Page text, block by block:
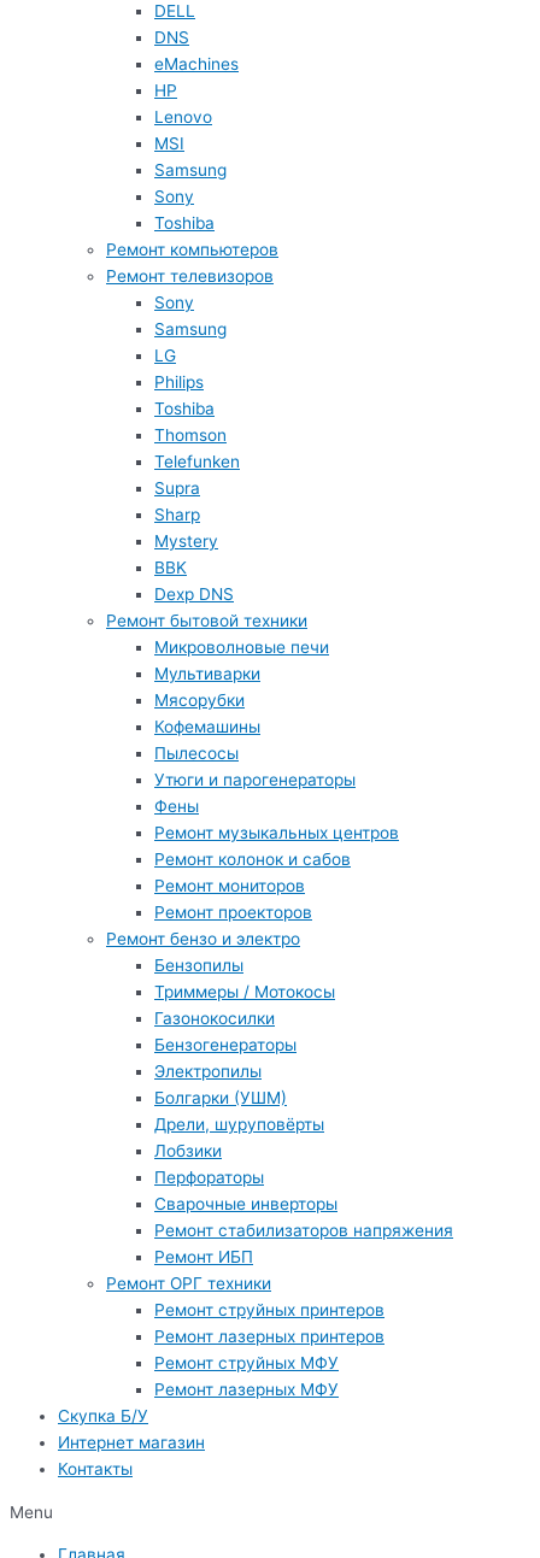
DELL
DNS
eMachines
HP
Lenovo
MSI
Samsung
Sony
Toshiba
Ремонт компьютеров
Ремонт телевизоров
Sony
Samsung
LG
Philips
Toshiba
Thomson
Telefunken
Supra
Sharp
Mystery
BBK
Dexp DNS
Ремонт бытовой техники
Микроволновые печи
Мультиварки
Мясорубки
Кофемашины
Пылесосы
Утюги и парогенераторы
Фены
Ремонт музыкальных центров
Ремонт колонок и сабов
Ремонт мониторов
Ремонт проекторов
Ремонт бензо и электро
Бензопилы
Триммеры / Мотокосы
Газонокосилки
Бензогенераторы
Электропилы
Болгарки (УШМ)
Дрели, шуруповёрты
Лобзики
Перфораторы
Сварочные инверторы
Ремонт стабилизаторов напряжения
Ремонт ИБП
Ремонт ОРГ техники
Ремонт струйных принтеров
Ремонт лазерных принтеров
Ремонт струйных МФУ
Ремонт лазерных МФУ
Скупка Б/У
Интернет магазин
Контакты
Menu